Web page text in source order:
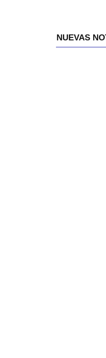
NUEVAS